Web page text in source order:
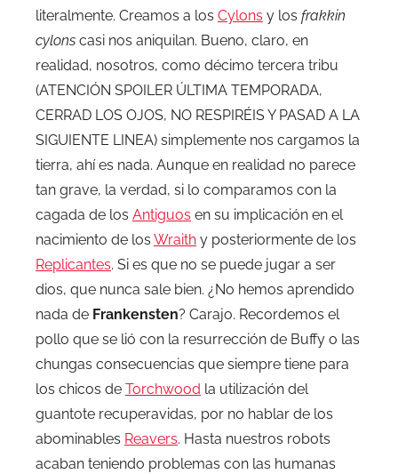
literalmente. Creamos a los Cylons y los frakkin
cylons casi nos aniquilan. Bueno, claro, en
realidad, nosotros, como décimo tercera tribu
(ATENCIÓN SPOILER ÚLTIMA TEMPORADA,
CERRAD LOS OJOS, NO RESPIRÉIS Y PASAD A LA
SIGUIENTE LINEA) simplemente nos cargamos la
tierra, ahí es nada. Aunque en realidad no parece
tan grave, la verdad, si lo comparamos con la
cagada de los Antiguos en su implicación en el
nacimiento de los Wraith y posteriormente de los
Replicantes. Si es que no se puede jugar a ser
dios, que nunca sale bien. ¿No hemos aprendido
nada de Frankensten? Carajo. Recordemos el
pollo que se lió con la resurrección de Buffy o las
chungas consecuencias que siempre tiene para
los chicos de Torchwood la utilización del
guantote recuperavidas, por no hablar de los
abominables Reavers. Hasta nuestros robots
acaban teniendo problemas con las humanas